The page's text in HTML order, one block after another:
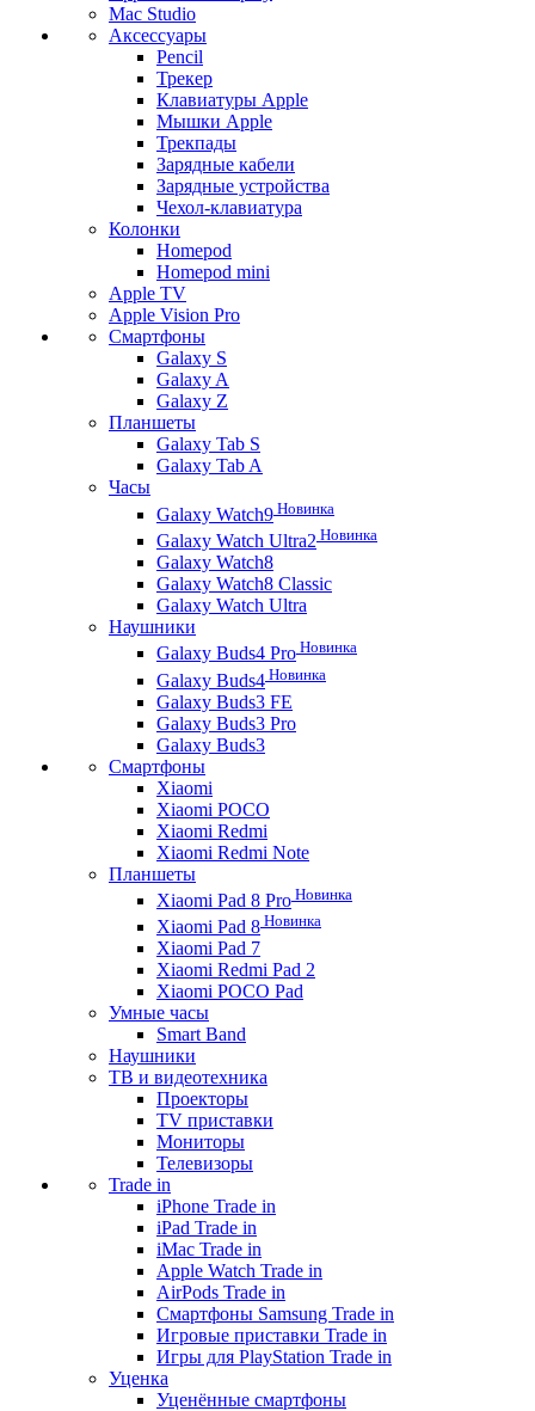
Mac Studio
Аксессуары
Pencil
Трекер
Клавиатуры Apple
Мышки Apple
Трекпады
Зарядные кабели
Зарядные устройства
Чехол-клавиатура
Колонки
Homepod
Homepod mini
Apple TV
Apple Vision Pro
Смартфоны
Galaxy S
Galaxy A
Galaxy Z
Планшеты
Galaxy Tab S
Galaxy Tab A
Часы
Galaxy Watch9 Новинка
Galaxy Watch Ultra2 Новинка
Galaxy Watch8
Galaxy Watch8 Classic
Galaxy Watch Ultra
Наушники
Galaxy Buds4 Pro Новинка
Galaxy Buds4 Новинка
Galaxy Buds3 FE
Galaxy Buds3 Pro
Galaxy Buds3
Смартфоны
Xiaomi
Xiaomi POCO
Xiaomi Redmi
Xiaomi Redmi Note
Планшеты
Xiaomi Pad 8 Pro Новинка
Xiaomi Pad 8 Новинка
Xiaomi Pad 7
Xiaomi Redmi Pad 2
Xiaomi POCO Pad
Умные часы
Smart Band
Наушники
ТВ и видеотехника
Проекторы
TV приставки
Мониторы
Телевизоры
Trade in
iPhone Trade in
iPad Trade in
iMac Trade in
Apple Watch Trade in
AirPods Trade in
Смартфоны Samsung Trade in
Игровые приставки Trade in
Игры для PlayStation Trade in
Уценка
Уценённые смартфоны